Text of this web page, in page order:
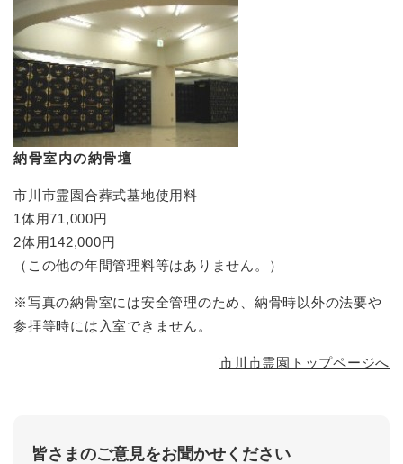
納骨室内の納骨壇
市川市霊園合葬式墓地使用料
1体用71,000円
2体用142,000円
（この他の年間管理料等はありません。）
※写真の納骨室には安全管理のため、納骨時以外の法要や
参拝等時には入室できません。
市川市霊園トップページへ
皆さまのご意見をお聞かせください